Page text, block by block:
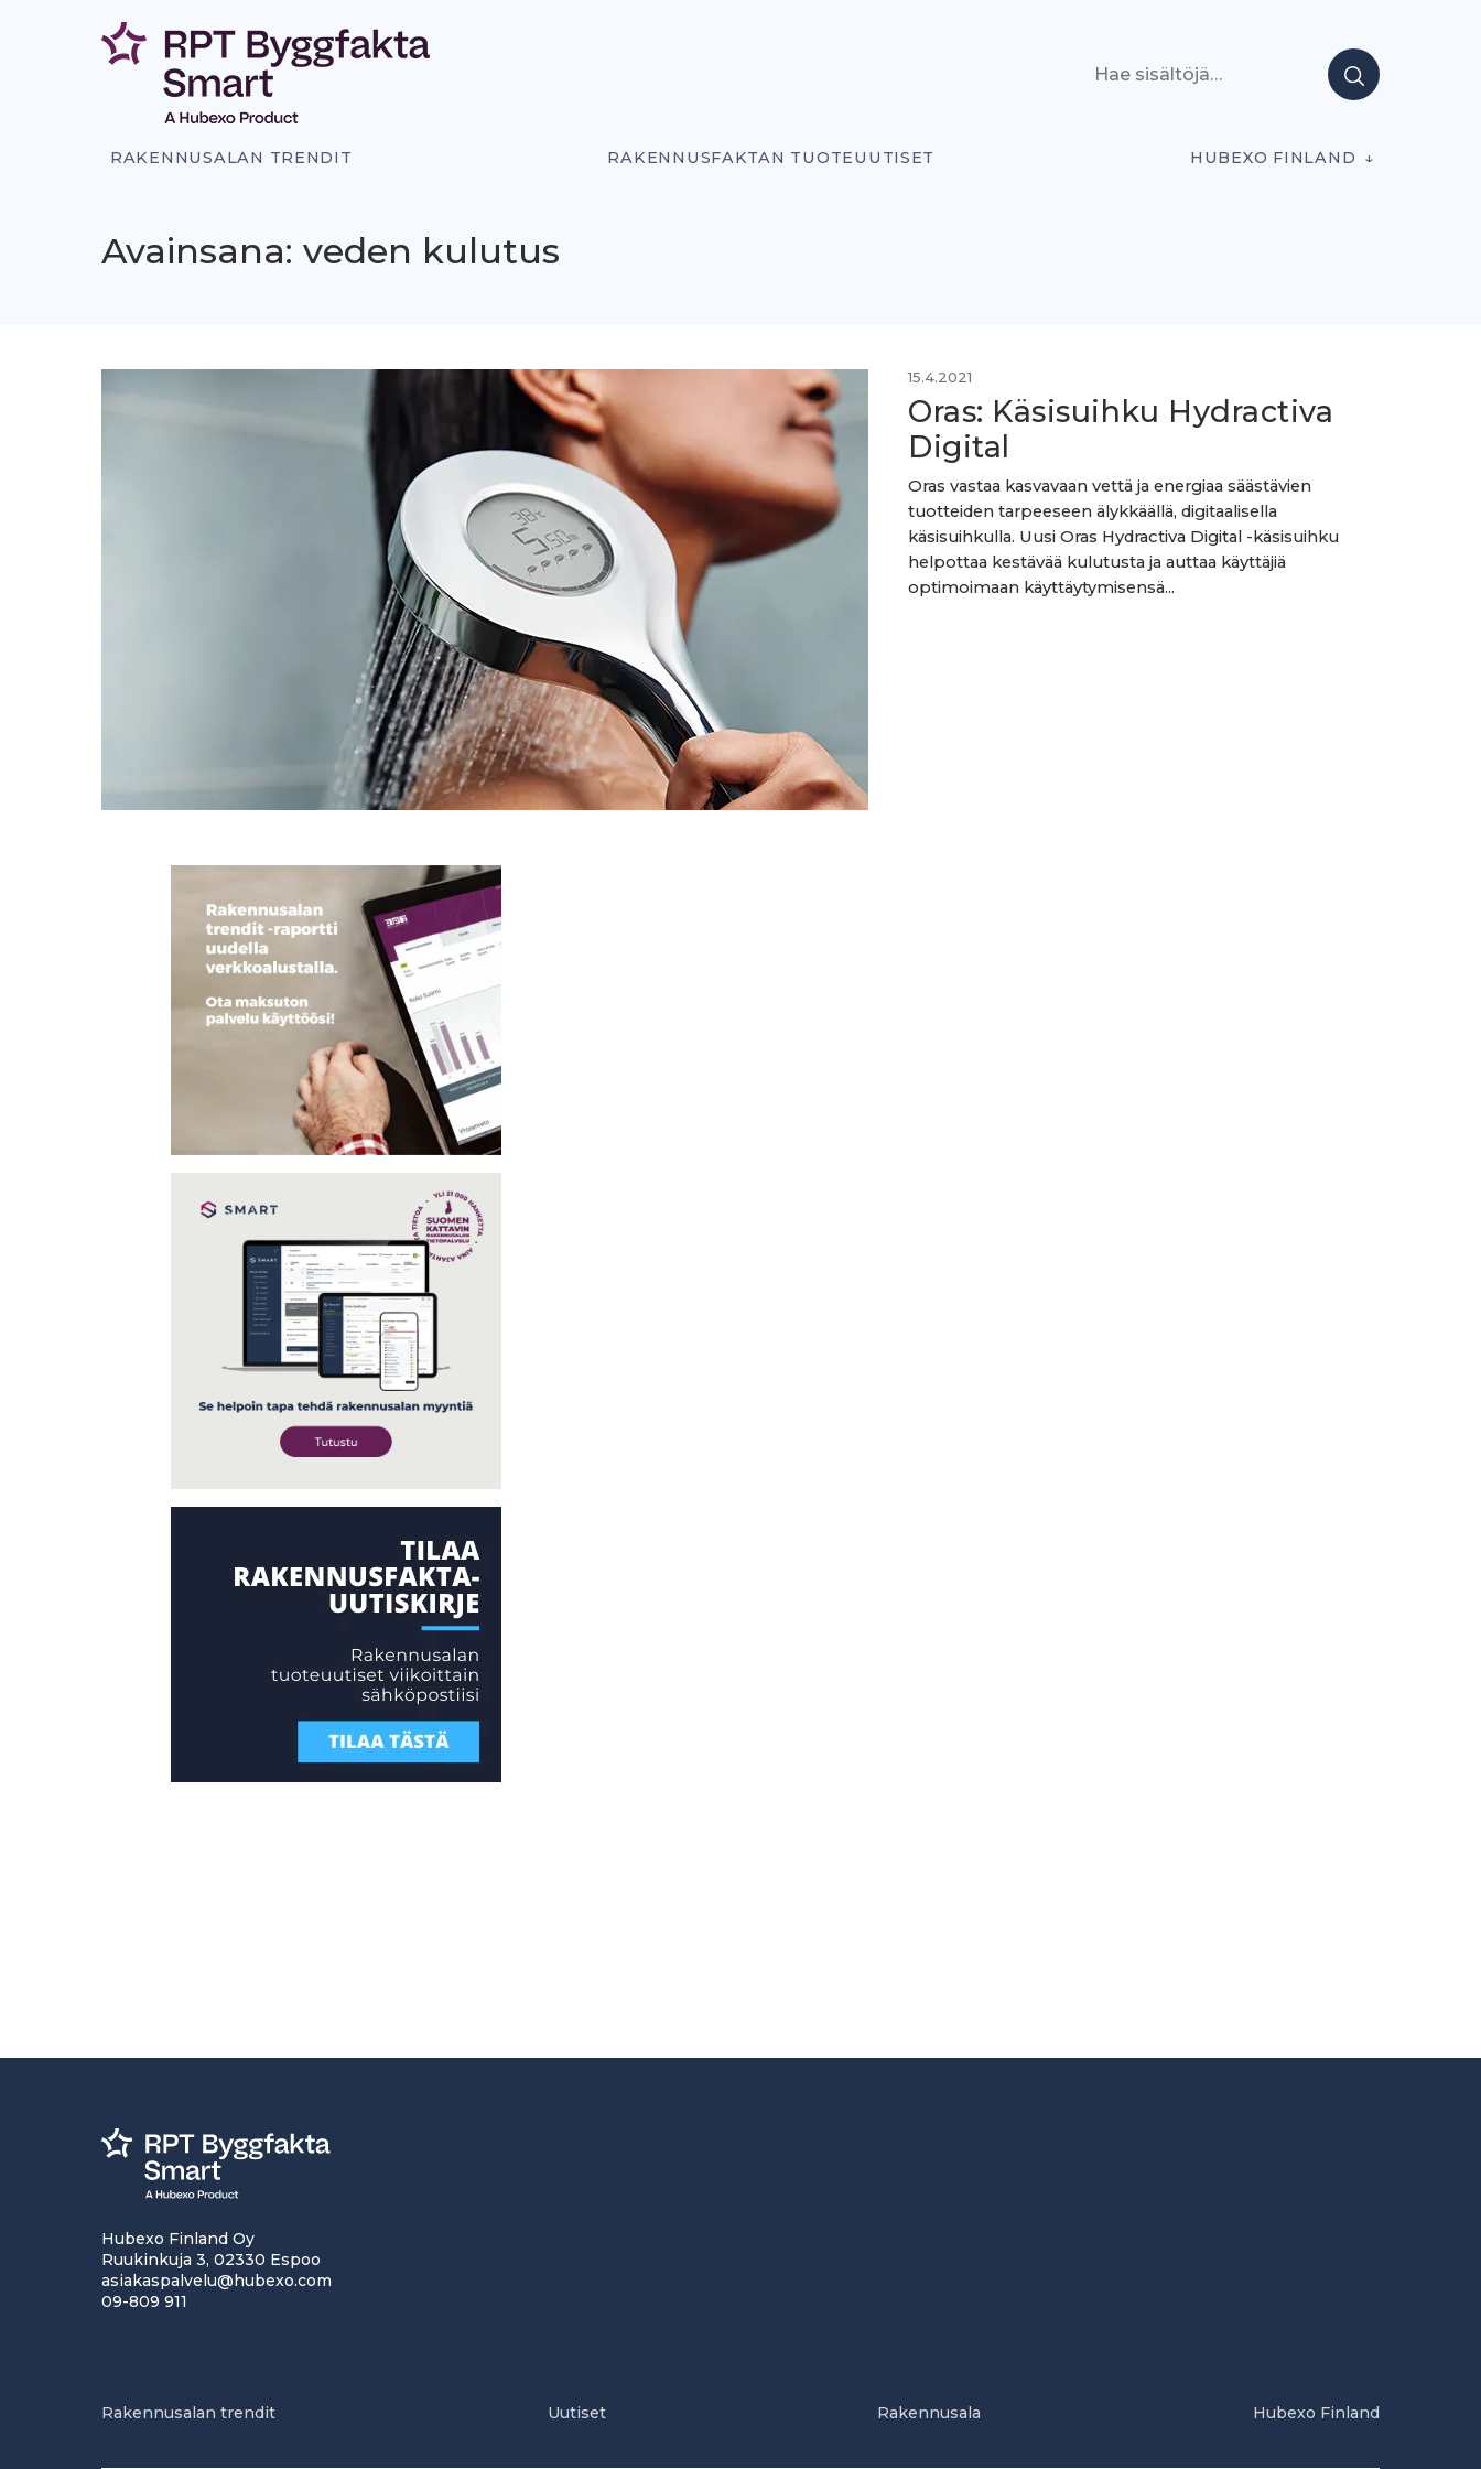
RAKENNUSALAN TRENDIT RAKENNUSFAKTAN TUOTEUUTISET HUBEXO FINLAND
Avainsana: veden kulutus
15.4.2021
Oras: Käsisuihku Hydractiva
Digital
Oras vastaa kasvavaan vettä ja energiaa säästävien
tuotteiden tarpeeseen älykkäällä, digitaalisella
käsisuihkulla. Uusi Oras Hydractiva Digital -käsisuihku
helpottaa kestävää kulutusta ja auttaa käyttäjiä
optimoimaan käyttäytymisensä...
Hubexo Finland Oy
Ruukinkuja 3, 02330 Espoo
asiakaspalvelu@hubexo.com
09-809 911
Rakennusalan trendit Uutiset Rakennusala Hubexo Finland